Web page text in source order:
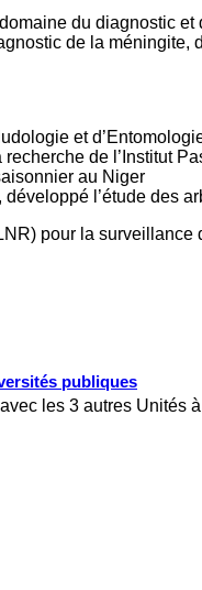
publiques
du diagnostic
de la méningite,
et
de l’Institut
au Niger
l’étude des
pour la
les 3 autres Unités